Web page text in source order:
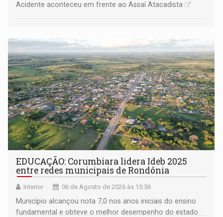
Acidente aconteceu em frente ao Assaí Atacadista
EDUCAÇÃO: Corumbiara lidera Ideb 2025
entre redes municipais de Rondônia
Interior 06 de Agosto de 2026 às 15:56
Município alcançou nota 7,0 nos anos iniciais do ensino
fundamental e obteve o melhor desempenho do estado